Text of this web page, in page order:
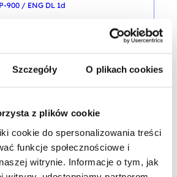
Szczegóły O plikach cookies
z plików cookie
cookie do spersonalizowania treści
funkcje społecznościowe i
witrynie. Informacje o tym, jak
900 / ENG DL 1d
PLN
PROMOCJA